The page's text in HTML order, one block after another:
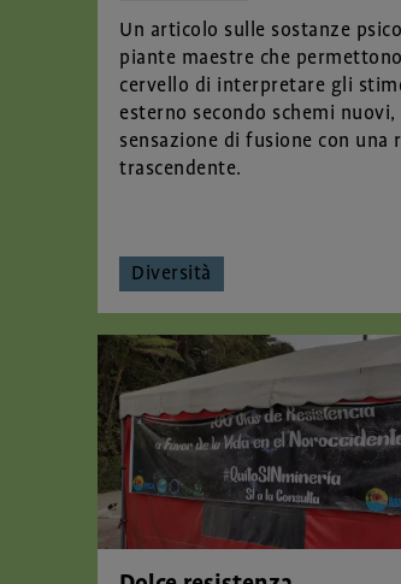
Un articolo sulle sostanze
piante maestre che
cervello di interpretare gli
esterno secondo schemi nuovi,
sensazione di fusione con una
trascendente.
Diversità